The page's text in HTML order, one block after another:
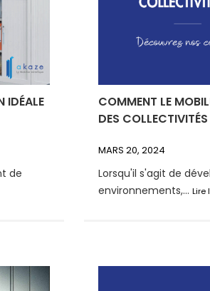
IDÉALE
de
COMMENT LE
DES
MARS 20, 2024
Lorsqu'il s'agit de
environnements,... Lire